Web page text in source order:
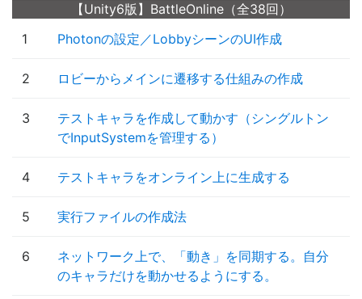
【Unity6版】BattleOnline（全38回）
1
Photonの設定／LobbyシーンのUI作成
2 ロビーからメインに遷移する仕組みの作成
3
テストキャラを作成して動かす（シングルトン
でInputSystemを管理する）
4 テストキャラをオンライン上に生成する
5 実行ファイルの作成法
6
ネットワーク上で、「動き」を同期する。自分
のキャラだけを動かせるようにする。